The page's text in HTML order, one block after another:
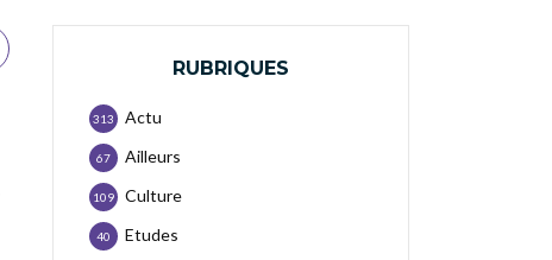
RUBRIQUES
Actu
313
Ailleurs
67
Culture
109
Etudes
40